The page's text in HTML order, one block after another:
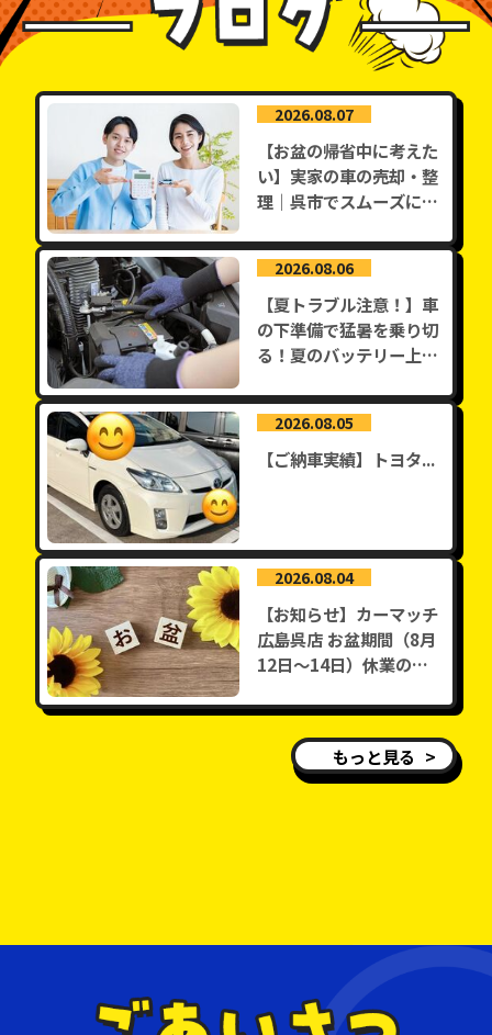
いただきます。今乗りたい車と購入できる車は
人それぞれ違うと思います。遠回りになるかも
しれない、乗れないかもしれない、でもいま車
は必要であれば、優先順位を決めて最短で乗り
たい車に乗れる方法を一緒に見つけましょう。
正直に話をしてくれる方には、全力でお手伝い
します。皆様からのお問い合わせをお待ちして
おります。
2026.08.07
【お盆の帰省中に考えた
い】実家の車の売却・整
理｜呉市でスムーズに手
2026.08.06
【夏トラブル注意！】車
の下準備で猛暑を乗り切
る！夏のバッテリー上が
2026.08.05
【ご納車実績】トヨタ...
2026.08.04
【お知らせ】カーマッチ
広島呉店 お盆期間（8月
12日〜14日）休業のご
もっと見る